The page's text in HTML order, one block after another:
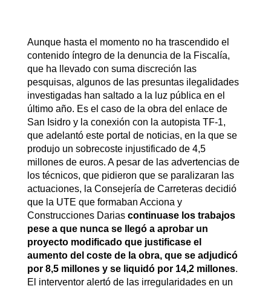
Aunque hasta el momento no ha trascendido el
contenido íntegro de la denuncia de la Fiscalía,
que ha llevado con suma discreción las
pesquisas, algunos de las presuntas ilegalidades
investigadas han saltado a la luz pública en el
último año. Es el caso de la obra del enlace de
San Isidro y la conexión con la autopista TF-1,
que adelantó este portal de noticias, en la que se
produjo un sobrecoste injustificado de 4,5
millones de euros. A pesar de las advertencias de
los técnicos, que pidieron que se paralizaran las
actuaciones, la Consejería de Carreteras decidió
que la UTE que formaban Acciona y
Construcciones Darias continuase los trabajos
pese a que nunca se llegó a aprobar un
proyecto modificado que justificase el
aumento del coste de la obra, que se adjudicó
por 8,5 millones y se liquidó por 14,2 millones.
El interventor alertó de las irregularidades en un